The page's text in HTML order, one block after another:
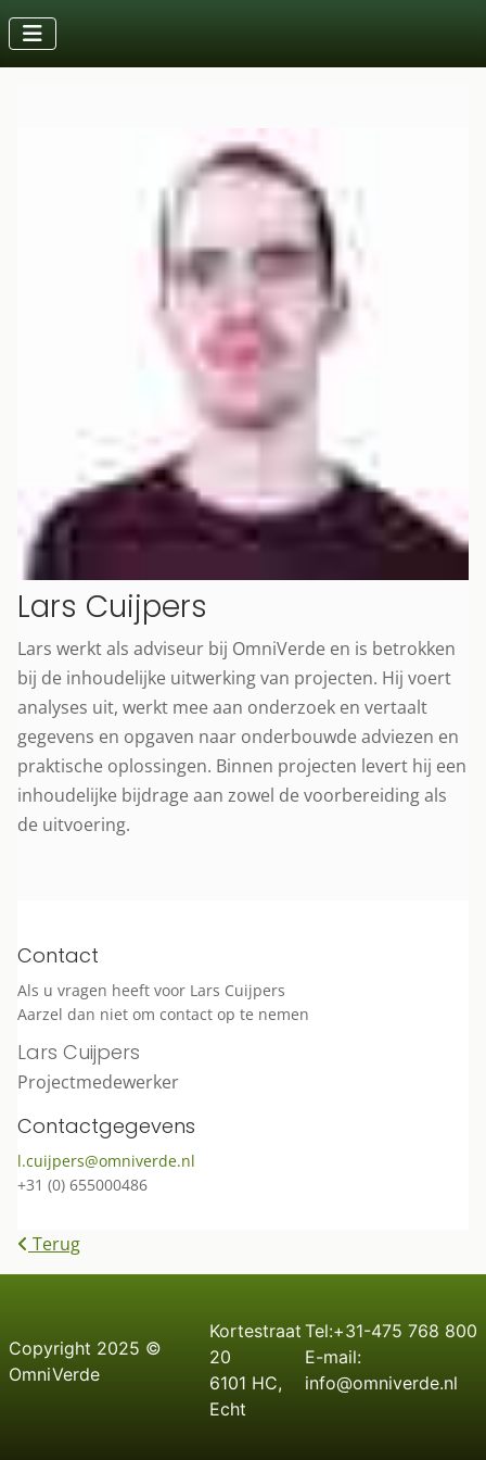
Lars Cuijpers
Lars werkt als adviseur bij OmniVerde en is betrokken
bij de inhoudelijke uitwerking van projecten. Hij voert
analyses uit, werkt mee aan onderzoek en vertaalt
gegevens en opgaven naar onderbouwde adviezen en
praktische oplossingen. Binnen projecten levert hij een
inhoudelijke bijdrage aan zowel de voorbereiding als
de uitvoering.
Contact
Als u vragen heeft voor Lars Cuijpers
Aarzel dan niet om contact op te nemen
Lars Cuijpers
Projectmedewerker
Contactgegevens
l.cuijpers@omniverde.nl
+31 (0) 655000486
Terug
Copyright 2025 ©
OmniVerde
Kortestraat
20
6101 HC,
Echt
Tel:+31-475 768 800
E-mail:
info@omniverde.nl